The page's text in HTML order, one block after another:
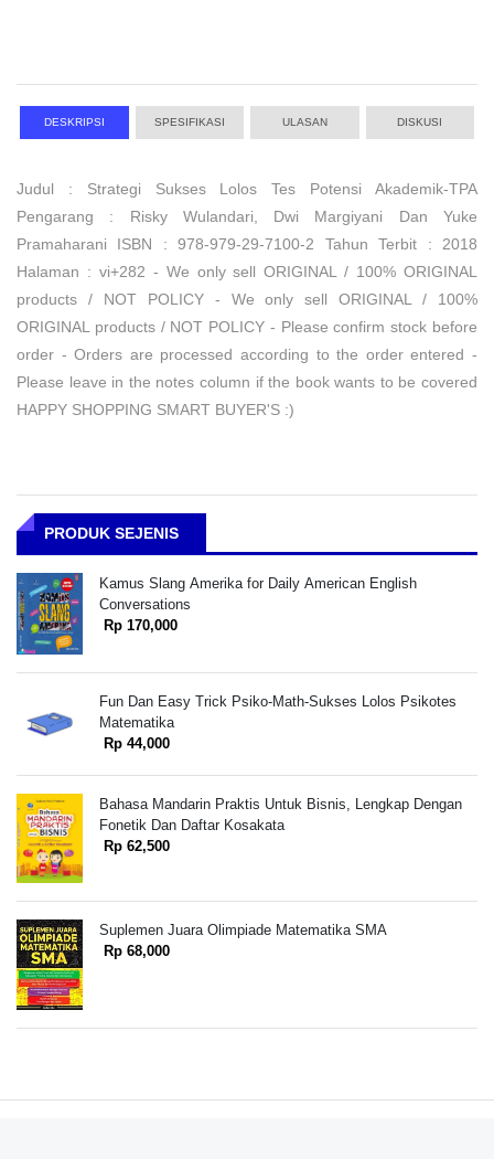
DESKRIPSI SPESIFIKASI ULASAN DISKUSI
Judul : Strategi Sukses Lolos Tes Potensi Akademik-TPA
Pengarang : Risky Wulandari, Dwi Margiyani Dan Yuke
Pramaharani ISBN : 978-979-29-7100-2 Tahun Terbit : 2018
Halaman : vi+282 - We only sell ORIGINAL / 100% ORIGINAL
products / NOT POLICY - We only sell ORIGINAL / 100%
ORIGINAL products / NOT POLICY - Please confirm stock before
order - Orders are processed according to the order entered -
Please leave in the notes column if the book wants to be covered
HAPPY SHOPPING SMART BUYER'S :)
PRODUK SEJENIS
Kamus Slang Amerika for Daily American English
Conversations
Rp 170,000
Fun Dan Easy Trick Psiko-Math-Sukses Lolos Psikotes
Matematika
Rp 44,000
Bahasa Mandarin Praktis Untuk Bisnis, Lengkap Dengan
Fonetik Dan Daftar Kosakata
Rp 62,500
Suplemen Juara Olimpiade Matematika SMA
Rp 68,000